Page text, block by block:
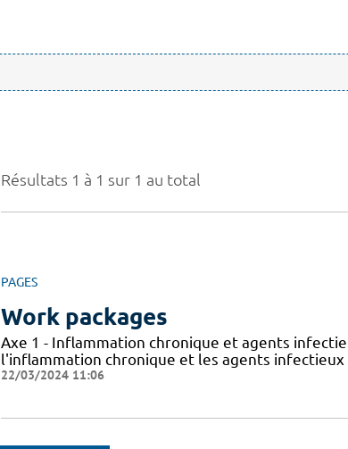
Résultats 1 à 1 sur 1 au total
PAGES
Work packages
Axe 1 - Inflammation chronique et agents
l'inflammation chronique et les agents
22/03/2024 11:06